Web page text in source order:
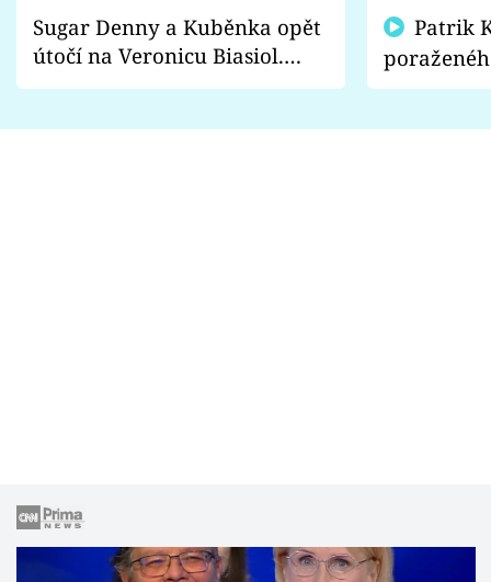
Sugar Denny a Kuběnka opět
útočí na Veronicu Biasiol.
Proč je podle nich falešná a
fanoušci